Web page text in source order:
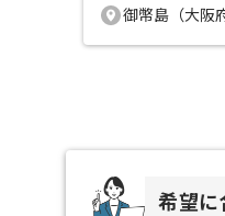
御幣島（大阪
希望に